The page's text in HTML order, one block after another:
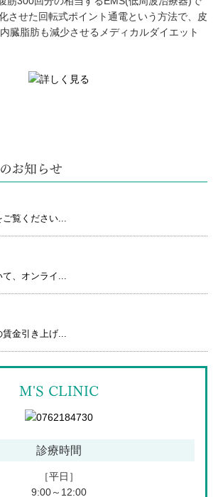
4730
させた回転式ポイント通電という方法で、皮
臓脂肪も減少させるメディカルダイエット
お知らせ
覧ください...
て、オンライ...
賃金引き上げ...
M'S CLINIC
診療時間
［平日］
9:00～12:00